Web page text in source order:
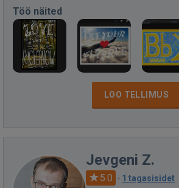
Töö näited
LOO TELLIMUS
Jevgeni Z.
5.0 · 1 tagasisidet